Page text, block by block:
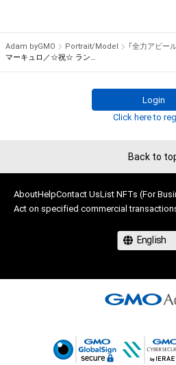
せん。)を行うことはできません。
であると判断した場合、利用をお断
※本ストア内で出品されるNFTは、
株式会社MediBangを介して出品手続
TBSテレビおよび番組は、NFTの出
Adam byGMO Portrait/Model
マーキュロ／☆祝☆ ランキング３位 メンバー全員のサイン入り記念写真
Login
Click here to
Back to
AboutHelpContact UsList NFTs (For
Act on specified commercial